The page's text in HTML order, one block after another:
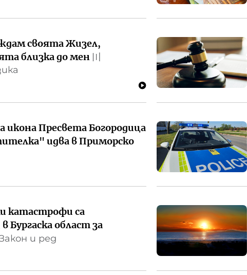
своята Жизел,
близка до мен 〣
Пресвета Богородица
идва в Приморско
катастрофи са
Бургаска област за
и ред